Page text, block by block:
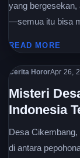
yang bergesekan,
—semua itu bisa
READ MORE
Cerita HororApr 26,
Misteri
Indonesia
Desa
di antara